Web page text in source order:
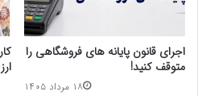
اجرای قانون پایانه های فروشگاهی را
متوقف کنید!
۱۸ مرداد ۱۴۰۵